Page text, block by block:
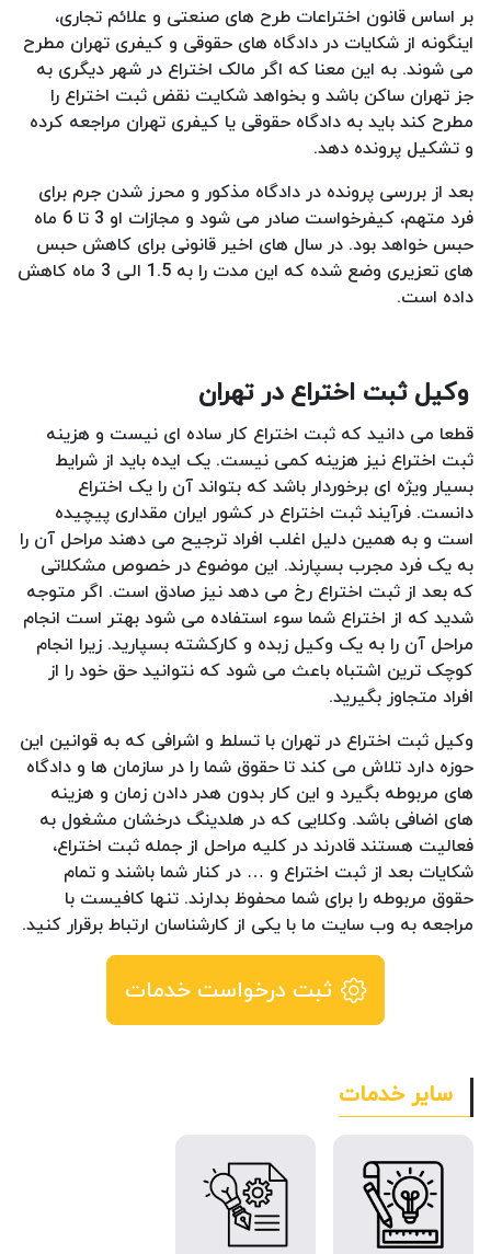
بر اساس قانون اختراعات طرح های صنعتی و علائم تجاری،
اینگونه از شکایات در دادگاه های حقوقی و کیفری تهران مطرح
می شوند. به این معنا که اگر مالک اختراع در شهر دیگری به
جز تهران ساکن باشد و بخواهد شکایت نقض ثبت اختراع را
مطرح کند باید به دادگاه حقوقی یا کیفری تهران مراجعه کرده
و تشکیل پرونده دهد.
بعد از بررسی پرونده در دادگاه مذکور و محرز شدن جرم برای
فرد متهم، کیفرخواست صادر می شود و مجازات او 3 تا 6 ماه
حبس خواهد بود. در سال های اخیر قانونی برای کاهش حبس
های تعزیری وضع شده که این مدت را به 1.5 الی 3 ماه کاهش
داده است.
وکیل ثبت اختراع در تهران
قطعا می دانید که ثبت اختراع کار ساده ای نیست و هزینه
ثبت اختراع نیز هزینه کمی نیست. یک ایده باید از شرایط
بسیار ویژه ای برخوردار باشد که بتواند آن را یک اختراع
دانست. فرآیند ثبت اختراع در کشور ایران مقداری پیچیده
است و به همین دلیل اغلب افراد ترجیح می دهند مراحل آن را
به یک فرد مجرب بسپارند. این موضوع در خصوص مشکلاتی
که بعد از ثبت اختراع رخ می دهد نیز صادق است. اگر متوجه
شدید که از اختراع شما سوء استفاده می شود بهتر است انجام
مراحل آن را به یک وکیل زبده و کارکشته بسپارید. زیرا انجام
کوچک ترین اشتباه باعث می شود که نتوانید حق خود را از
افراد متجاوز بگیرید.
وکیل ثبت اختراع در تهران با تسلط و اشرافی که به قوانین این
حوزه دارد تلاش می کند تا حقوق شما را در سازمان ها و دادگاه
های مربوطه بگیرد و این کار بدون هدر دادن زمان و هزینه
های اضافی باشد. وکلایی که در هلدینگ درخشان مشغول به
فعالیت هستند قادرند در کلیه مراحل از جمله ثبت اختراع،
شکایات بعد از ثبت اختراع و … در کنار شما باشند و تمام
حقوق مربوطه را برای شما محفوظ بدارند. تنها کافیست با
مراجعه به وب سایت ما با یکی از کارشناسان ارتباط برقرار کنید.
ثبت درخواست خدمات
سایر خدمات